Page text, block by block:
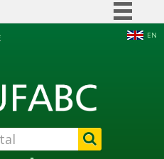
Acesso à informação
Legislação
Canais
EN